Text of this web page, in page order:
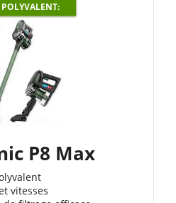
P8 Max
vitesses